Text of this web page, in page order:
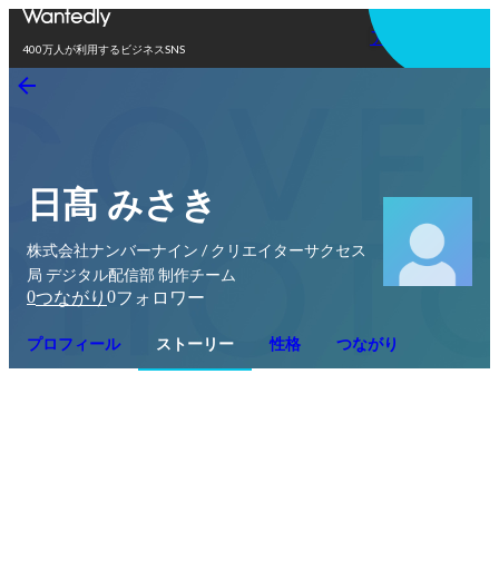
400万人が利用するビジネスSNS
アプリを使う
日髙 みさき
株式会社ナンバーナイン / クリエイターサクセス
局 デジタル配信部 制作チーム
0つながり 0フォロワー
プロフィール ストーリー 性格 つながり